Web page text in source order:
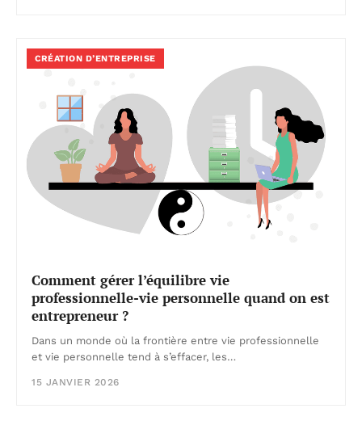
CRÉATION D’ENTREPRISE
Comment gérer l’équilibre vie
professionnelle-vie personnelle quand on est
entrepreneur ?
Dans un monde où la frontière entre vie professionnelle
et vie personnelle tend à s’effacer, les…
15 JANVIER 2026